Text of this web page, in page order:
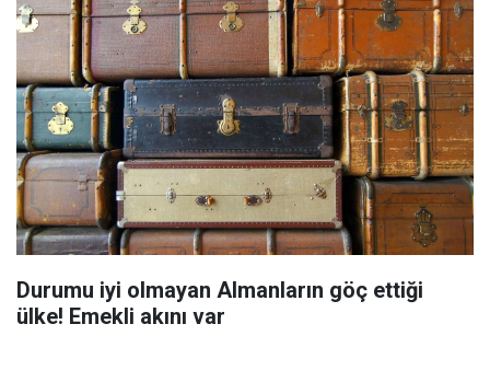
Durumu iyi olmayan Almanların göç ettiği
ülke! Emekli akını var